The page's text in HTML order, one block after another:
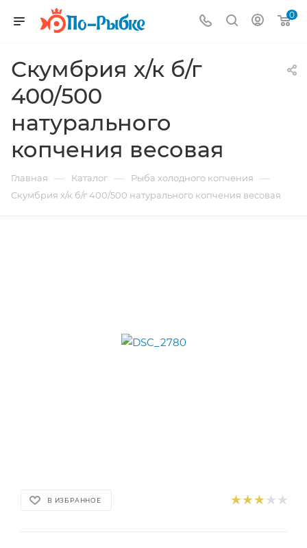
0
Скумбрия х/к б/г
400/500
натурального
копчения весовая
Главная — Каталог — Рыба холодного копчения —
Скумбрия х/к б/г 400/500 натурального копчения весовая
В ИЗБРАННОЕ